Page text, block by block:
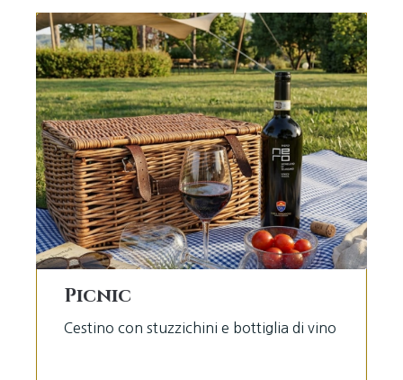
Picnic
Cestino con stuzzichini e bottiglia di vino